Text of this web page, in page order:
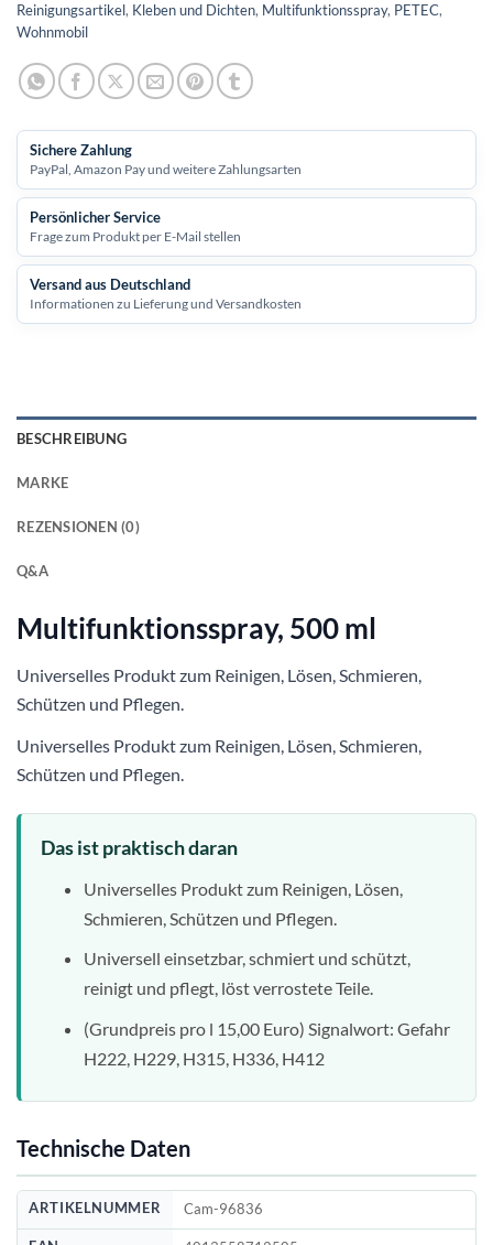
Reinigungsartikel, Kleben und Dichten, Multifunktionsspray, PETEC,
Wohnmobil
Sichere Zahlung
PayPal, Amazon Pay und weitere Zahlungsarten
Persönlicher Service
Frage zum Produkt per E-Mail stellen
Versand aus Deutschland
Informationen zu Lieferung und Versandkosten
BESCHREIBUNG
MARKE
REZENSIONEN (0)
Q&A
Multifunktionsspray, 500 ml
Universelles Produkt zum Reinigen, Lösen, Schmieren,
Schützen und Pflegen.
Universelles Produkt zum Reinigen, Lösen, Schmieren,
Schützen und Pflegen.
Das ist praktisch daran
Universelles Produkt zum Reinigen, Lösen,
Schmieren, Schützen und Pflegen.
Universell einsetzbar, schmiert und schützt,
reinigt und pflegt, löst verrostete Teile.
(Grundpreis pro l 15,00 Euro) Signalwort: Gefahr
H222, H229, H315, H336, H412
Technische Daten
ARTIKELNUMMER Cam-96836